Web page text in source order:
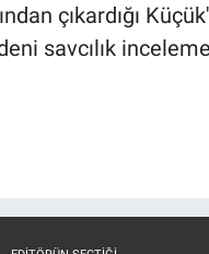
çıkardığı
savcılık